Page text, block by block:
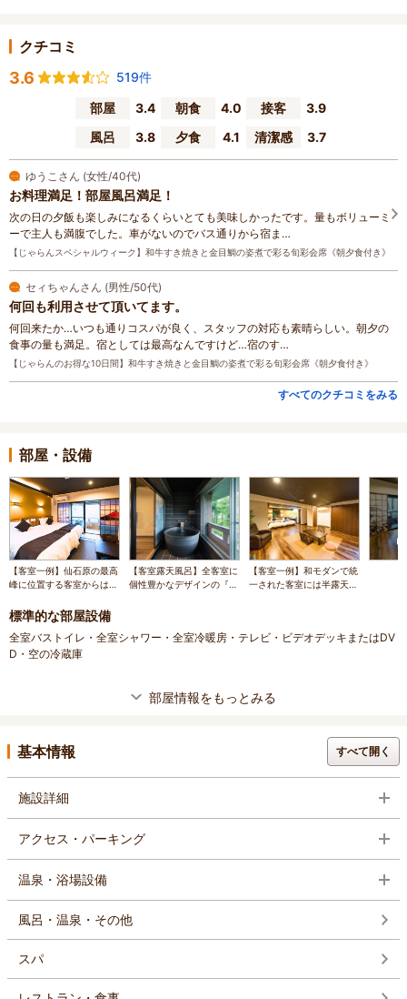
クチコミ
3.6
519件
部屋
3.4 朝食 4.0 接客
3.9
風呂
3.8 夕食 4.1 清潔感 3.7
ゆうこさん (女性/40代)
お料理満足！部屋風呂満足！
次の日の夕飯も楽しみになるくらいとても美味しかったです。量もボリューミ
ーで主人も満腹でした。車がないのでバス通りから宿ま…
【じゃらんスペシャルウィーク】和牛すき焼きと金目鯛の姿煮で彩る旬彩会席《朝夕食付き》
セィちゃんさん (男性/50代)
何回も利用させて頂いてます。
何回来たか…いつも通りコスパが良く、スタッフの対応も素晴らしい。朝夕の
食事の量も満足。宿としては最高なんですけど…宿のす…
【じゃらんのお得な10日間】和牛すき焼きと金目鯛の姿煮で彩る旬彩会席《朝夕食付き》
すべてのクチコミをみる
部屋・設備
【客室一例】仙石原の最高
峰に位置する客室からは、
【客室露天風呂】全客室に
個性豊かなデザインの『信
【客室一例】和モダンで統
一された客室には半露天風
標準的な部屋設備
全室バストイレ・全室シャワー・全室冷暖房・テレビ・ビデオデッキまたはDV
D・空の冷蔵庫
部屋情報をもっとみる
基本情報 すべて開く
施設詳細
アクセス・パーキング
温泉・浴場設備
風呂・温泉・その他
スパ